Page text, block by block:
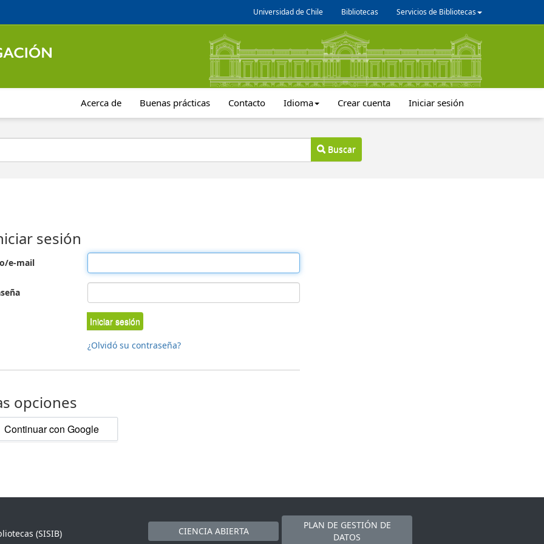
Universidad de Chile Bibliotecas Servicios de Bibliotecas
Acerca de Buenas prácticas Contacto Idioma Crear cuenta Iniciar sesión
Buscar
sesión
e-mail
Iniciar sesión
¿Olvidó su contraseña?
opciones
Continuar con Google
(SISIB)
CIENCIA ABIERTA
PLAN DE GESTIÓN DE
DATOS